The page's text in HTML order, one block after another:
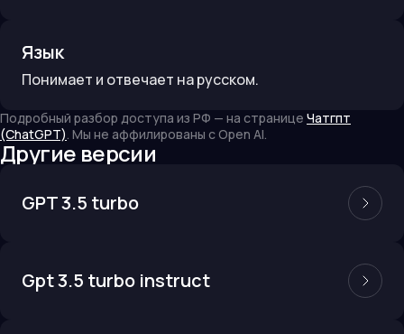
Язык
Понимает и отвечает на русском.
Подробный разбор доступа из РФ — на странице Чатгпт
(ChatGPT). Мы не аффилированы с Open AI.
Другие версии
GPT 3.5 turbo
Gpt 3.5 turbo instruct